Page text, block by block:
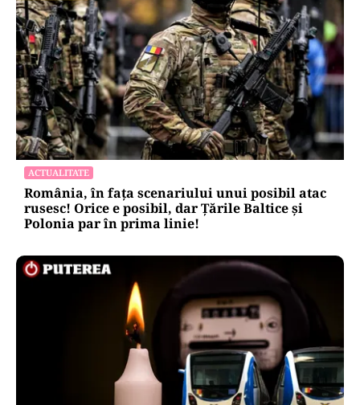
ACTUALITATE
România, în fața scenariului unui posibil atac
rusesc! Orice e posibil, dar Țările Baltice și
Polonia par în prima linie!